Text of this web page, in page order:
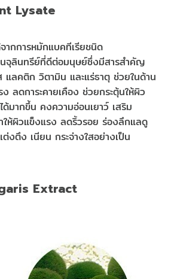
Lysate
กการหมักแบคทีเรียชนิด
จุลินทรีย์ที่ดีต่อมนุษย์ซึ่งมีสารสำคัญ
แลคติก วิตามิน และแร่ธาตุ ช่วยในด้าน
ลดการะคายเคือง ช่วยกระตุ้นให้ผิว
ด้มากขึ้น คงความอ่อนเยาว์ เสริม
ห้ผิวแข็งแรง ลดริ้วรอย ร่องลึกแลดู
งตึง เนียน กระจ่างใสอย่างเป็น
Extract